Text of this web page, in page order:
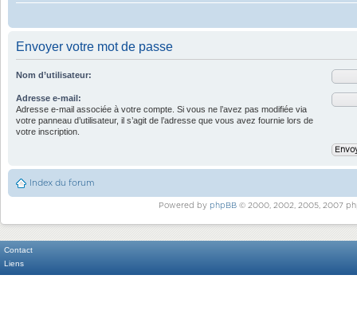
Envoyer votre mot de passe
Nom d’utilisateur:
Adresse e-mail:
Adresse e-mail associée à votre compte. Si vous ne l’avez pas modifiée via
votre panneau d’utilisateur, il s’agit de l’adresse que vous avez fournie lors de
votre inscription.
Index du forum
Powered by phpBB© 2000, 2002, 2005, 2007
Contact
Liens